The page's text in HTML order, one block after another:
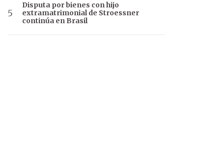
Disputa por bienes con hijo
extramatrimonial de Stroessner
continúa en Brasil